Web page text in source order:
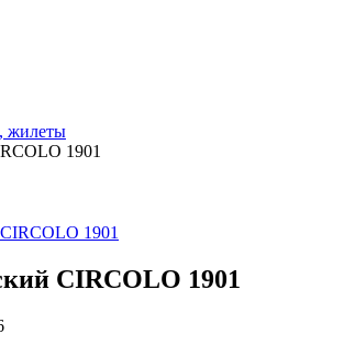
жилеты
1901
CIRCOLO 1901